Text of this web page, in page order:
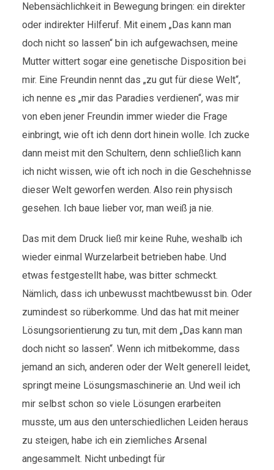
Nebensächlichkeit in Bewegung bringen: ein direkter
oder indirekter Hilferuf. Mit einem „Das kann man
doch nicht so lassen“ bin ich aufgewachsen, meine
Mutter wittert sogar eine genetische Disposition bei
mir. Eine Freundin nennt das „zu gut für diese Welt“,
ich nenne es „mir das Paradies verdienen“, was mir
von eben jener Freundin immer wieder die Frage
einbringt, wie oft ich denn dort hinein wolle. Ich zucke
dann meist mit den Schultern, denn schließlich kann
ich nicht wissen, wie oft ich noch in die Geschehnisse
dieser Welt geworfen werden. Also rein physisch
gesehen. Ich baue lieber vor, man weiß ja nie.
Das mit dem Druck ließ mir keine Ruhe, weshalb ich
wieder einmal Wurzelarbeit betrieben habe. Und
etwas festgestellt habe, was bitter schmeckt.
Nämlich, dass ich unbewusst machtbewusst bin. Oder
zumindest so rüberkomme. Und das hat mit meiner
Lösungsorientierung zu tun, mit dem „Das kann man
doch nicht so lassen“. Wenn ich mitbekomme, dass
jemand an sich, anderen oder der Welt generell leidet,
springt meine Lösungsmaschinerie an. Und weil ich
mir selbst schon so viele Lösungen erarbeiten
musste, um aus den unterschiedlichen Leiden heraus
zu steigen, habe ich ein ziemliches Arsenal
angesammelt. Nicht unbedingt für